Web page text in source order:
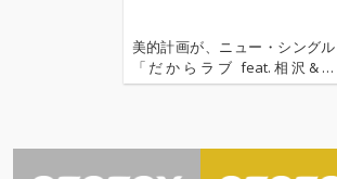
美的計画が、ニュー・シングル
「だからラブ feat.相沢&映
秀。」を2020年10月16日(金)に
作る楽曲を様々なヴォーカリス